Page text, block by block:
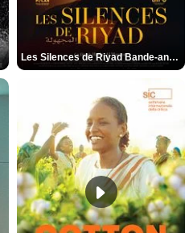
Les Silences de Riyad Bande-annonce VO STFR